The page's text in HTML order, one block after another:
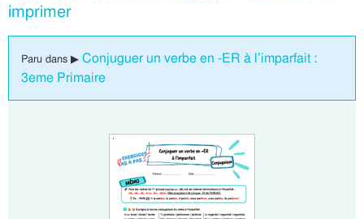
imprimer
Paru dans ▶ Conjuguer un verbe en -ER à l’imparfait :
3eme Primaire